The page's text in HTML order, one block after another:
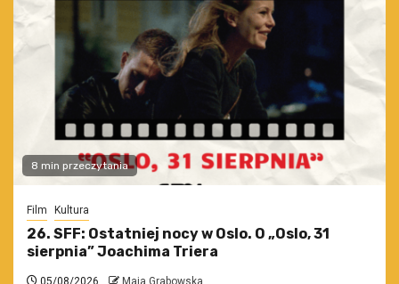
8 min przeczytania
Film Kultura
26. SFF: Ostatniej nocy w Oslo. O „Oslo, 31
sierpnia” Joachima Triera